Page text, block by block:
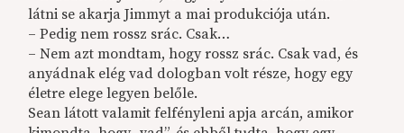
látni se akarja Jimmyt a mai produkciója után.
– Pedig nem rossz srác. Csak…
– Nem azt mondtam, hogy rossz srác. Csak vad, és
anyádnak elég vad dologban volt része, hogy egy
életre elege legyen belőle.
Sean látott valamit felfényleni apja arcán, amikor